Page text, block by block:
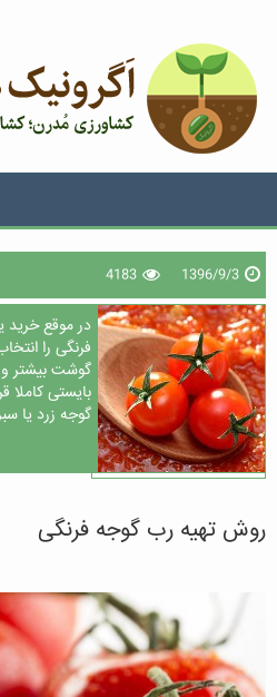
1396/9/3
4183
در موقع خرید
فرنگی را
گوشت بیشتر و
بایستی کاملا
گوجه زرد یا
روش تهیه رب گوجه فرنگی